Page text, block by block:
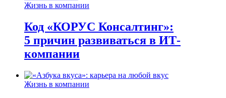
Жизнь в компании
Код «КОРУС Консалтинг»:
5 причин развиваться в ИТ-
компании
Жизнь в компании